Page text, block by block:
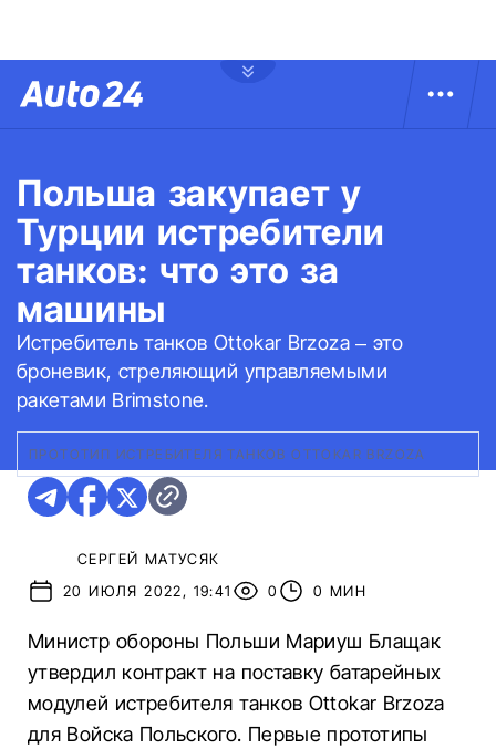
Польша закупает у
Турции истребители
танков: что это за
машины
Истребитель танков Ottokar Brzoza – это
броневик, стреляющий управляемыми
ракетами Brimstone.
ПРОТОТИП ИСТРЕБИТЕЛЯ ТАНКОВ OTTOKAR BRZOZA
СЕРГЕЙ МАТУСЯК
20 ИЮЛЯ 2022, 19:41
0 0 МИН
Министр обороны Польши Мариуш Блащак
утвердил контракт на поставку батарейных
модулей истребителя танков Ottokar Brzoza
для Войска Польского. Первые прототипы